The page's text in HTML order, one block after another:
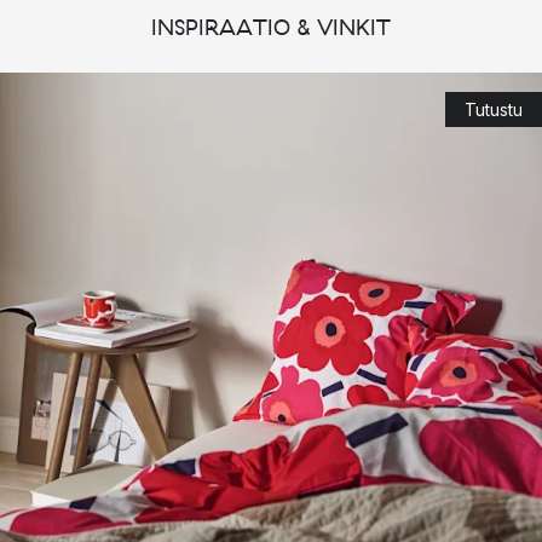
tuli osa ihmisten elämää ympäri maailmaa.
printti julkaistiin. Marimekko Unikko onkin nykyään merkin
ikonisin printti.
Muihin tunnettuihin printteihin kuuluu esimerkiksi Maija
Louekarin suunnittelema Räsymatto ja Armi Ratian suunnittelema
Tiiliskivi.
Marimekko astiat
Marimekon valikoimaan kuuluu esimerkiksilautasia,mukeja ja
INSPIRAATIO & VINKIT
Tutustu